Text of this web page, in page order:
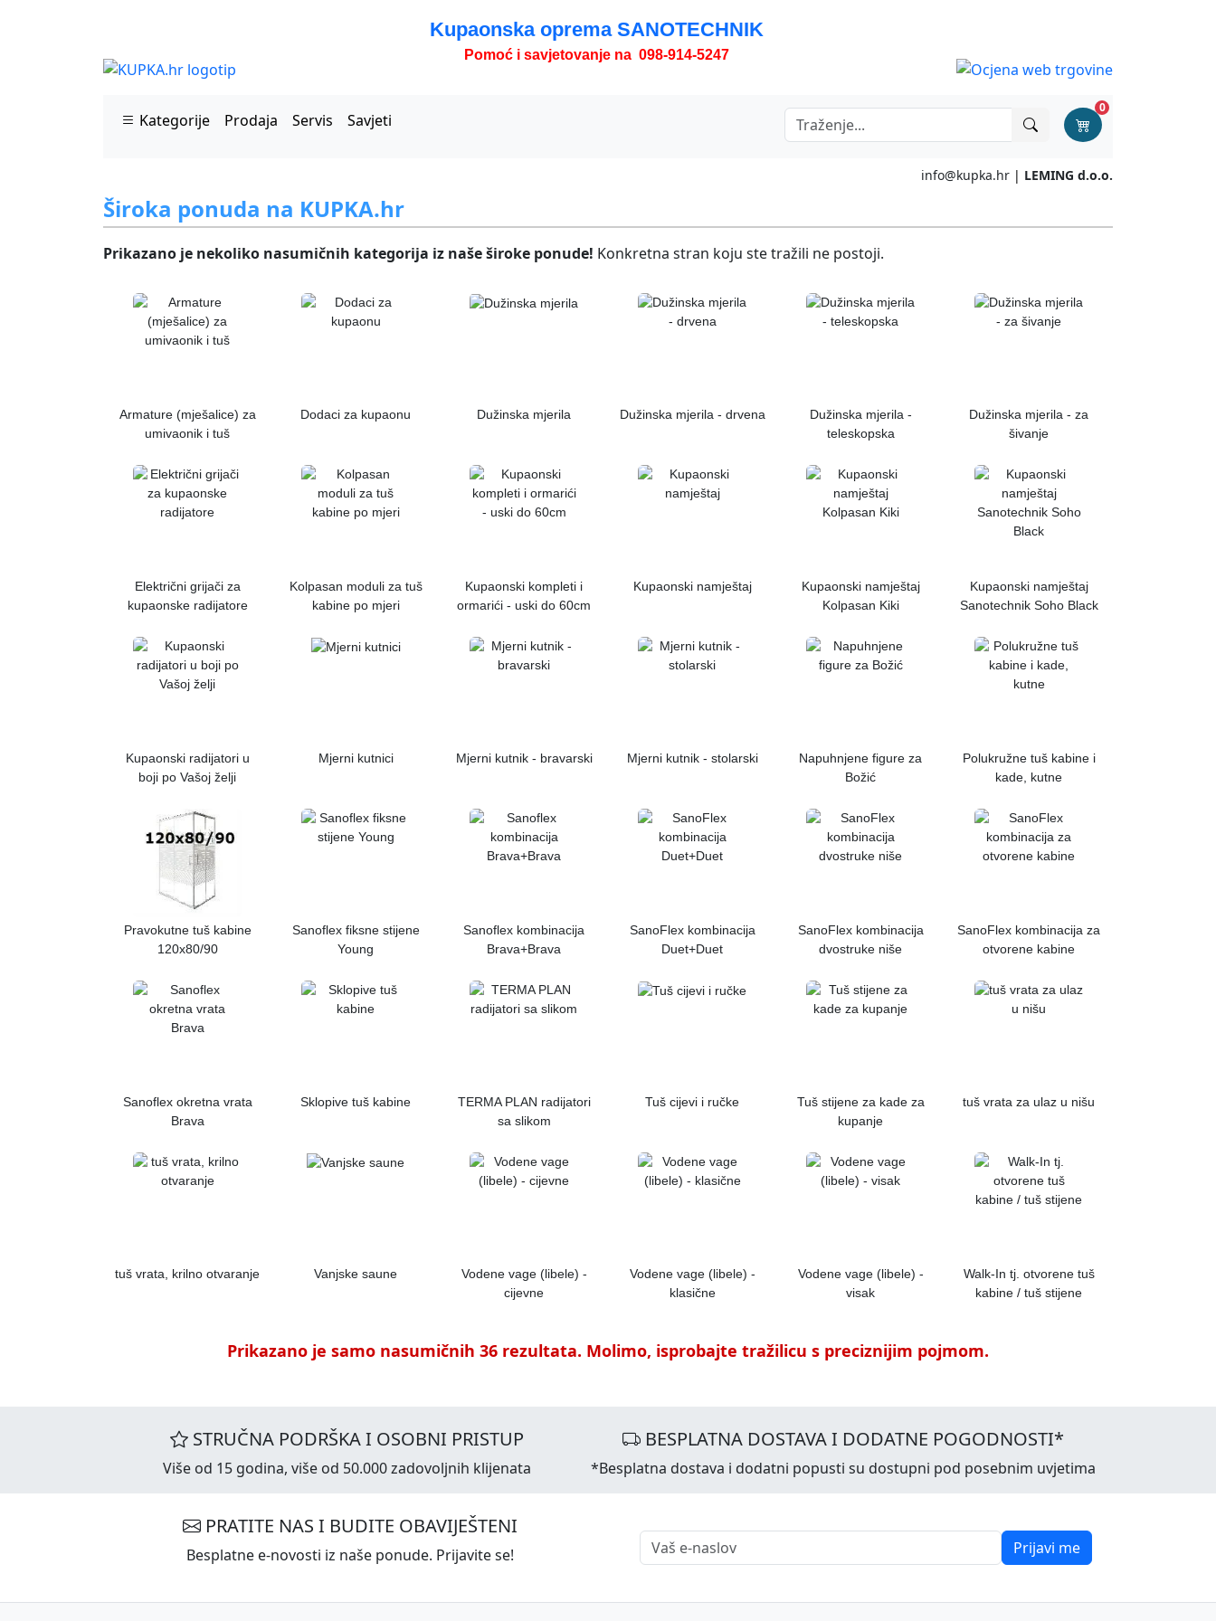
Kupaonska oprema SANOTECHNIK
Pomoć i savjetovanje na 098-914-5247
Kategorije Prodaja Servis Savjeti
0
info@kupka.hr | LEMING d.o.o.
Široka ponuda na KUPKA.hr
Prikazano je nekoliko nasumičnih kategorija iz naše široke ponude! Konkretna stran koju ste tražili ne postoji.
Armature (mješalice) za
umivaonik i tuš
Dodaci za kupaonu Dužinska mjerila Dužinska mjerila - drvena
Dužinska mjerila -
teleskopska
Dužinska mjerila - za
šivanje
Električni grijači za
kupaonske radijatore
Kolpasan moduli za tuš
kabine po mjeri
Kupaonski kompleti i
ormarići - uski do 60cm
Kupaonski namještaj
Kupaonski namještaj
Kolpasan Kiki
Kupaonski namještaj
Sanotechnik Soho Black
Kupaonski radijatori u
boji po Vašoj želji
Mjerni kutnici Mjerni kutnik - bravarski Mjerni kutnik - stolarski
Napuhnjene figure za
Božić
Polukružne tuš kabine i
kade, kutne
Pravokutne tuš kabine
120x80/90
Sanoflex fiksne stijene
Young
Sanoflex kombinacija
Brava+Brava
SanoFlex kombinacija
Duet+Duet
SanoFlex kombinacija
dvostruke niše
SanoFlex kombinacija za
otvorene kabine
Sanoflex okretna vrata
Brava
Sklopive tuš kabine
TERMA PLAN radijatori
sa slikom
Tuš cijevi i ručke
Tuš stijene za kade za
kupanje
tuš vrata za ulaz u nišu
tuš vrata, krilno otvaranje Vanjske saune
Vodene vage (libele) -
cijevne
Vodene vage (libele) -
klasične
Vodene vage (libele) -
visak
Walk-In tj. otvorene tuš
kabine / tuš stijene
Prikazano je samo nasumičnih 36 rezultata. Molimo, isprobajte tražilicu s preciznijim pojmom.
STRUČNA PODRŠKA I OSOBNI PRISTUP
Više od 15 godina, više od 50.000 zadovoljnih klijenata
BESPLATNA DOSTAVA I DODATNE POGODNOSTI*
*Besplatna dostava i dodatni popusti su dostupni pod posebnim uvjetima
PRATITE NAS I BUDITE OBAVIJEŠTENI
Besplatne e-novosti iz naše ponude. Prijavite se! Prijavi me